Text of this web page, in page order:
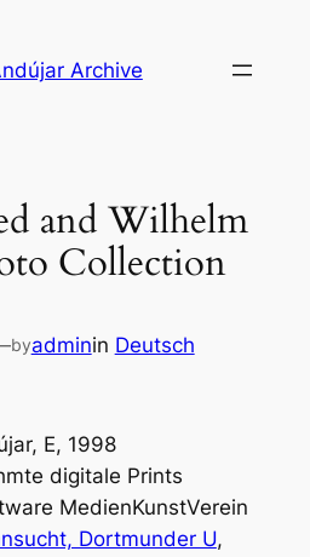
Archive
and Wilhelm
Collection
byadminin Deutsch
E, 1998
digitale Prints
MedienKunstVerein
Dortmunder U,